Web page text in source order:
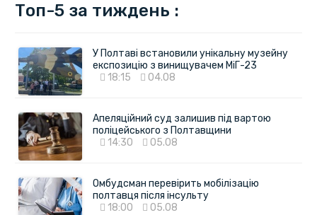
Топ-5 за тиждень :
У Полтаві встановили унікальну музейну
експозицію з винищувачем МіГ-23
18:15
04.08
Апеляційний суд залишив під вартою
поліцейського з Полтавщини
14:30
05.08
Омбудсман перевірить мобілізацію
полтавця після інсульту
18:00
05.08